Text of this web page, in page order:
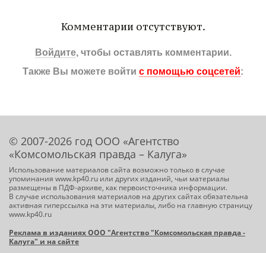
Комментарии отсутствуют.
Войдите, чтобы оставлять комментарии.
Также Вы можете войти с помощью соцсетей:
© 2007-2026 год ООО «Агентство
«Комсомольская правда – Калуга»
Использование материалов сайта возможно только в случае
упоминания www.kp40.ru или других изданий, чьи материалы
размещены в ПДФ-архиве, как первоисточника информации.
В случае использования материалов на других сайтах обязательна
активная гиперссылка на эти материалы, либо на главную страницу
www.kp40.ru
Реклама в изданиях ООО "Агентство "Комсомольская правда -
Калуга" и на сайте